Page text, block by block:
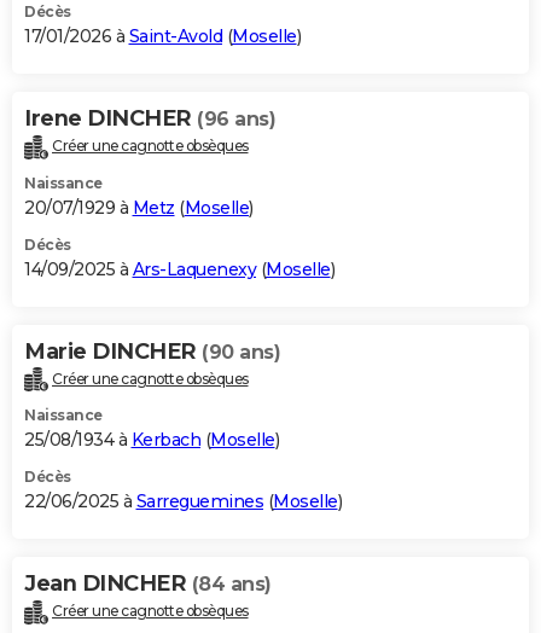
Décès
17/01/2026 à Saint-Avold (Moselle)
Irene DINCHER (96 ans)
Créer une cagnotte obsèques
Naissance
20/07/1929 à Metz (Moselle)
Décès
14/09/2025 à Ars-Laquenexy(Moselle)
Marie DINCHER (90 ans)
Créer une cagnotte obsèques
Naissance
25/08/1934 à Kerbach (Moselle)
Décès
22/06/2025 à Sarreguemines (Moselle)
Jean DINCHER (84 ans)
Créer une cagnotte obsèques